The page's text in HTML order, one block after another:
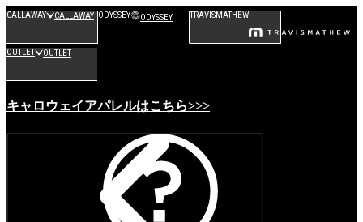
CALLAWAY CALLAWAY ODYSSEY ODYSSEY TRAVISMATHEW
OUTLET OUTLET
キャロウェイアパレルはこちら>>>